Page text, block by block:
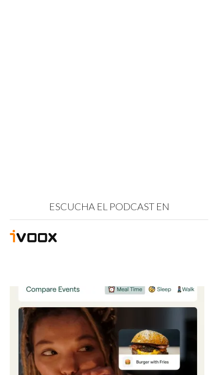
ESCUCHA EL PODCAST EN